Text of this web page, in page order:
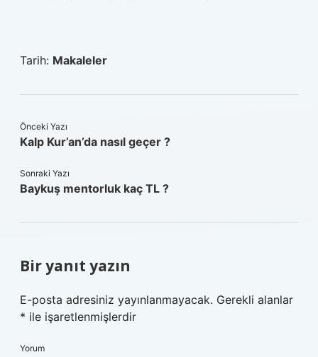
Tarih: Makaleler
Önceki Yazı
Kalp Kur’an’da nasıl geçer ?
Sonraki Yazı
Baykuş mentorluk kaç TL ?
Bir yanıt yazın
E-posta adresiniz yayınlanmayacak. Gerekli alanlar
* ile işaretlenmişlerdir
Yorum